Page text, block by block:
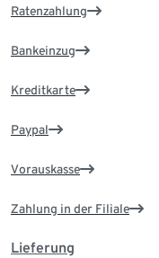
Ratenzahlung
Bankeinzug
Kreditkarte
Paypal
Vorauskasse
Zahlung in der Filiale
Lieferung